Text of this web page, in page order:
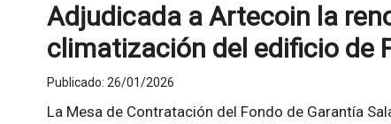
Adjudicada a Artecoin la
climatización del edificio de
Publicado: 26/01/2026
La Mesa de Contratación del Fondo de Garantía